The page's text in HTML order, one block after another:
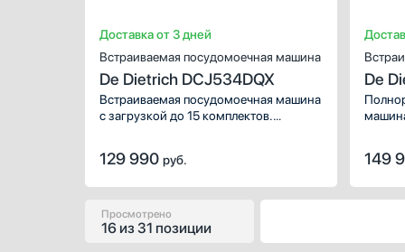
Доставка от 3 дней
Встраиваемая посудомоечная машина
De Dietrich DCJ534DQX
Встраиваемая посудомоечная машина
с загрузкой до 15 комплектов.
не только тарелки и чашки,
129 990 руб.
De
149
Просмотрено
16 из31 позиции